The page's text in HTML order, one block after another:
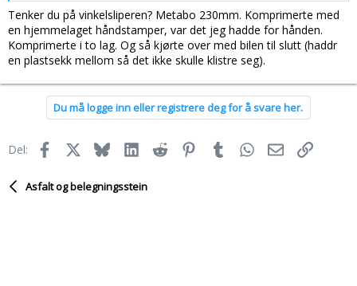
Tenker du på vinkelsliperen? Metabo 230mm. Komprimerte med
en hjemmelaget håndstamper, var det jeg hadde for hånden.
Komprimerte i to lag. Og så kjørte over med bilen til slutt (haddr
en plastsekk mellom så det ikke skulle klistre seg).
Du må logge inn eller registrere deg for å svare her.
Del: Facebook BlueskyLinkedInReddit PinterestTumblr WhatsApp
E-postLink
Asfalt og belegningsstein